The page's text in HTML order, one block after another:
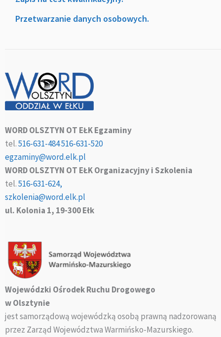
Przetwarzanie danych osobowych.
WORD OLSZTYN OT EŁK Egzaminy
tel.516-631-484516-631-520
egzaminy@word.elk.pl
WORD OLSZTYN OT EŁK Organizacyjny i Szkolenia
tel.516-631-624,
szkolenia@word.elk.pl
ul. Kolonia 1, 19-300 Ełk
Wojewódzki Ośrodek Ruchu Drogowego
w Olsztynie
jest samorządową wojewódzką osobą prawną nadzorowaną
przez Zarząd Województwa Warmińsko-Mazurskiego.